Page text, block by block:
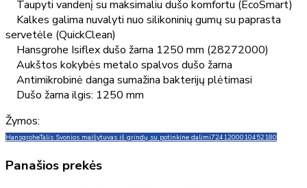
Taupyti vandenį su maksimaliu dušo komfortu (EcoSmart)
Kalkes galima nuvalyti nuo silikoninių gumų su paprasta
servetėle (QuickClean)
Hansgrohe Isiflex dušo žarna 1250 mm (28272000)
Aukštos kokybės metalo spalvos dušo žarna
Antimikrobinė danga sumažina bakterijų plėtimasi
Dušo žarna ilgis: 1250 mm
Žymos:
HansgroheTalis Svonios maišytuvas iš grindų su potinkine dalimi7241200010452180
Panašios prekės